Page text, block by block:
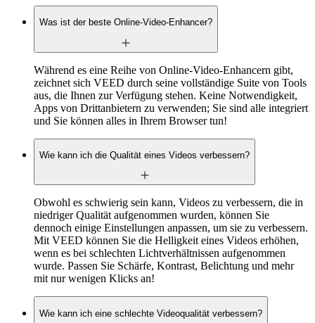
Was ist der beste Online-Video-Enhancer?
Während es eine Reihe von Online-Video-Enhancern gibt,
zeichnet sich VEED durch seine vollständige Suite von Tools
aus, die Ihnen zur Verfügung stehen. Keine Notwendigkeit,
Apps von Drittanbietern zu verwenden; Sie sind alle integriert
und Sie können alles in Ihrem Browser tun!
Wie kann ich die Qualität eines Videos verbessern?
Obwohl es schwierig sein kann, Videos zu verbessern, die in
niedriger Qualität aufgenommen wurden, können Sie
dennoch einige Einstellungen anpassen, um sie zu verbessern.
Mit VEED können Sie die Helligkeit eines Videos erhöhen,
wenn es bei schlechten Lichtverhältnissen aufgenommen
wurde. Passen Sie Schärfe, Kontrast, Belichtung und mehr
mit nur wenigen Klicks an!
Wie kann ich eine schlechte Videoqualität verbessern?